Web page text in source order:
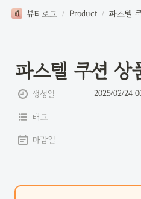
뷰티로그 / Product / 파스텔
파스텔 쿠션 상
생성일 2025/02/24
태그
마감일